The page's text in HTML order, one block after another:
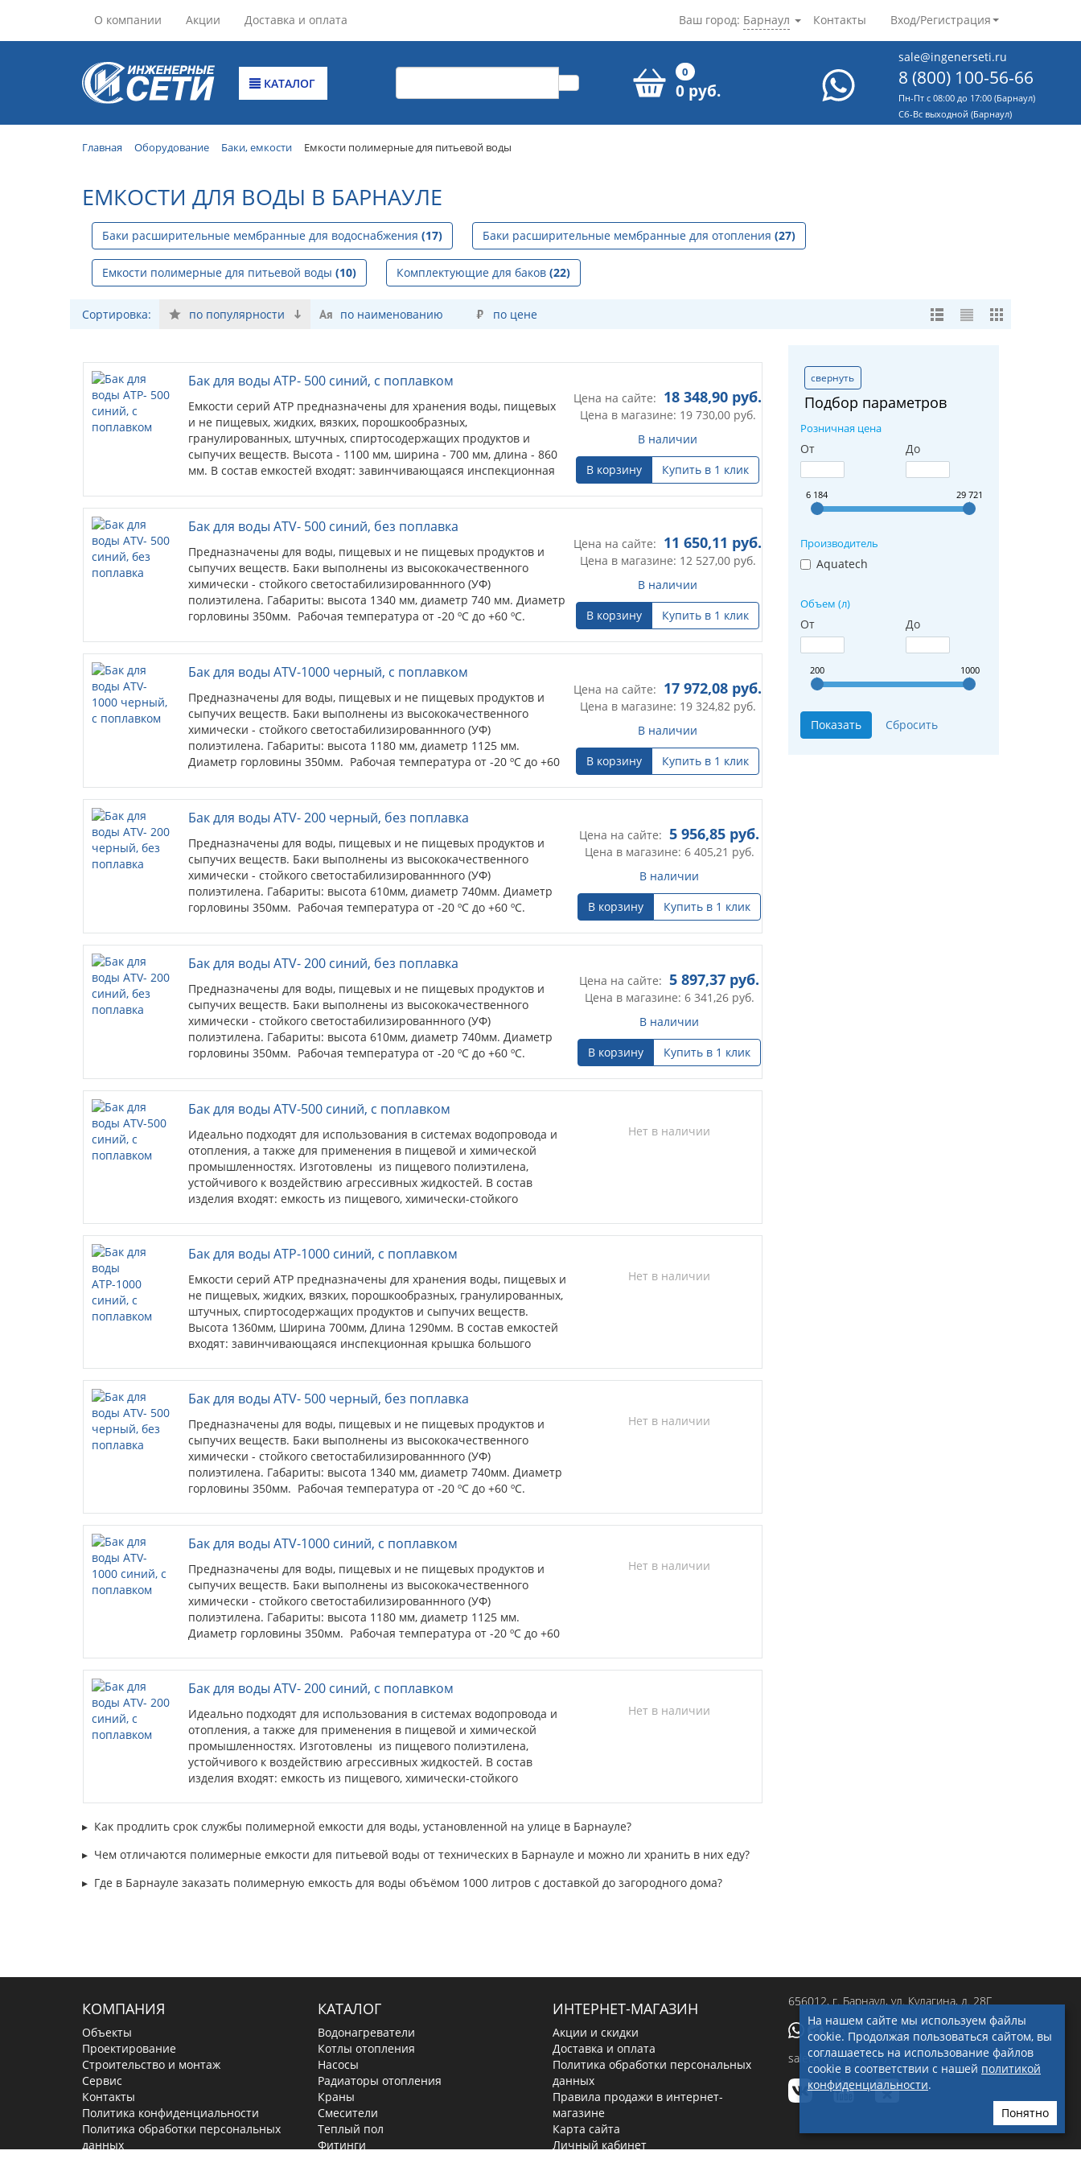
О компании Акции Доставка и оплата Контакты Вход/Регистрация
Ваш город: Барнаул
КАТАЛОГ
0
0 руб.
sale@ingenerseti.ru
8 (800) 100-56-66
Пн-Пт с 08:00 до 17:00 (Барнаул)
Cб-Вс выходной (Барнаул)
Главная Оборудование Баки, емкости Емкости полимерные для питьевой воды
ЕМКОСТИ ДЛЯ ВОДЫ В БАРНАУЛЕ
Баки расширительные мембранные для водоснабжения (17) Баки расширительные мембранные для отопления (27)
Емкости полимерные для питьевой воды (10) Комплектующие для баков (22)
Сортировка: по популярности по наименованию по цене
свернуть
Подбор параметров
Розничная цена
От До
6 184 29 721
Производитель
Aquatech
Объем (л)
От До
200 1000
Бак для воды ATР- 500 синий, с поплавком
Емкости серий ATР предназначены для хранения воды, пищевых
и не пищевых, жидких, вязких, порошкообразных,
гранулированных, штучных, спиртосодержащих продуктов и
сыпучих веществ. Высота - 1100 мм, ширина - 700 мм, длина - 860
мм. В состав емкостей входят: завинчивающаяся инспекционная
отверстия, укомплектованные штуцерами Ø1" и Ø3/4". В верхней
части – штуцер 1", предназначенный для подключения к линии
дренажа для самотёчного удаления излишней жидкости из
ёмкости, и отверстие 34мм для установки клапана поплавкового,
выключателя уровня и т.п. или отверстие должно быть заглушено.
В инспекционную крышку баков вмонтирован дыхательный
клапан, работающий при наполнении и опорожнении изделий.
Цена на сайте: 18 348,90 руб.
Цена в магазине: 19 730,00руб.
В наличии
В корзину
Купить в 1 клик
Бак для воды ATV- 500 синий, без поплавка
Предназначены для воды, пищевых и не пищевых продуктов и
сыпучих веществ. Баки выполнены из высококачественного
химически - стойкого светостабилизированнного (УФ)
полиэтилена. Габариты: высота 1340 мм, диаметр 740 мм. Диаметр
горловины 350мм. Рабочая температура от -20 ºС до +60 ºС.
Цена на сайте: 11 650,11 руб.
Цена в магазине: 12 527,00руб.
В наличии
В корзину
Купить в 1 клик
Бак для воды ATV-1000 черный, с поплавком
Предназначены для воды, пищевых и не пищевых продуктов и
сыпучих веществ. Баки выполнены из высококачественного
химически - стойкого светостабилизированнного (УФ)
полиэтилена. Габариты: высота 1180 мм, диаметр 1125 мм.
Диаметр горловины 350мм. Рабочая температура от -20 ºС до +60
устойчивость изделий к ультрафиолетовому излучению.
Цена на сайте: 17 972,08 руб.
Цена в магазине: 19 324,82 руб.
В наличии
В корзину
Купить в 1 клик
Бак для воды ATV- 200 черный, без поплавка
Предназначены для воды, пищевых и не пищевых продуктов и
сыпучих веществ. Баки выполнены из высококачественного
химически - стойкого светостабилизированнного (УФ)
полиэтилена. Габариты: высота 610мм, диаметр 740мм. Диаметр
горловины 350мм. Рабочая температура от -20 ºС до +60 ºС.
изделий к ультрафиолетовому излучению.
Цена на сайте: 5 956,85 руб.
Цена в магазине: 6 405,21 руб.
В наличии
В корзину
Купить в 1 клик
Бак для воды ATV- 200 синий, без поплавка
Предназначены для воды, пищевых и не пищевых продуктов и
сыпучих веществ. Баки выполнены из высококачественного
химически - стойкого светостабилизированнного (УФ)
полиэтилена. Габариты: высота 610мм, диаметр 740мм. Диаметр
горловины 350мм. Рабочая температура от -20 ºС до +60 ºС.
Цена на сайте: 5 897,37 руб.
Цена в магазине: 6 341,26руб.
В наличии
В корзину
Купить в 1 клик
Бак для воды ATV-500 синий, с поплавком
Идеально подходят для использования в системах водопровода и
отопления, а также для применения в пищевой и химической
промышленностях. Изготовлены из пищевого полиэтилена,
устойчивого к воздействию агрессивных жидкостей. В состав
изделия входят: емкость из пищевого, химически-стойкого
Нет в наличии
Бак для воды ATР-1000 синий, с поплавком
Емкости серий ATР предназначены для хранения воды, пищевых и
не пищевых, жидких, вязких, порошкообразных, гранулированных,
штучных, спиртосодержащих продуктов и сыпучих веществ.
Высота 1360мм, Ширина 700мм, Длина 1290мм. В состав емкостей
входят: завинчивающаяся инспекционная крышка большого
укомплектованные штуцерами Ø1" и Ø3/4". В верхней части –
штуцер 1", предназначенный для подключения к линии дренажа
для самотёчного удаления излишней жидкости из ёмкости, и
отверстие 34мм для установки клапана поплавкового,
выключателя уровня и т.п. или отверстие должно быть заглушено.
В инспекционную крышку баков вмонтирован дыхательный
клапан, работающий при наполнении и опорожнении изделий.
Нет в наличии
Бак для воды ATV- 500 черный, без поплавка
Предназначены для воды, пищевых и не пищевых продуктов и
сыпучих веществ. Баки выполнены из высококачественного
химически - стойкого светостабилизированнного (УФ)
полиэтилена. Габариты: высота 1340 мм, диаметр 740мм. Диаметр
горловины 350мм. Рабочая температура от -20 ºС до +60 ºС.
изделий к ультрафиолетовому излучению.
Нет в наличии
Бак для воды ATV-1000 синий, с поплавком
Предназначены для воды, пищевых и не пищевых продуктов и
сыпучих веществ. Баки выполнены из высококачественного
химически - стойкого светостабилизированнного (УФ)
полиэтилена. Габариты: высота 1180 мм, диаметр 1125 мм.
Диаметр горловины 350мм. Рабочая температура от -20 ºС до +60
Нет в наличии
Бак для воды ATV- 200 синий, с поплавком
Идеально подходят для использования в системах водопровода и
отопления, а также для применения в пищевой и химической
промышленностях. Изготовлены из пищевого полиэтилена,
устойчивого к воздействию агрессивных жидкостей. В состав
изделия входят: емкость из пищевого, химически-стойкого
Нет в наличии
Как продлить срок службы полимерной емкости для воды, установленной на улице в Барнауле?
Чем отличаются полимерные емкости для питьевой воды от технических в Барнауле и можно ли хранить в них еду?
Где в Барнауле заказать полимерную емкость для воды объёмом 1000 литров с доставкой до загородного дома?
КОМПАНИЯ
Объекты
Проектирование
Строительство и монтаж
Сервис
Контакты
Политика конфиденциальности
Политика обработки персональных
данных
КАТАЛОГ
Водонагреватели
Котлы отопления
Насосы
Радиаторы отопления
Краны
Смесители
Теплый пол
Фитинги
ИНТЕРНЕТ-МАГАЗИН
Акции и скидки
Доставка и оплата
Политика обработки персональных
данных
Правила продажи в интернет-
магазине
Карта сайта
Личный кабинет
656012, г. Барнаул, ул. Кулагина, д. 28Г
+7(923)249-40-97
sale@ingenerseti.ru
На нашем сайте мы используем файлы
cookie. Продолжая пользоваться сайтом, вы
соглашаетесь на использование файлов
cookie в соответствии с нашей политикой
конфиденциальности.
Понятно